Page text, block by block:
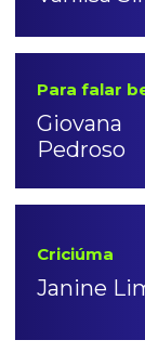
Para falar
Giovana
Pedroso
Criciúma
Janine